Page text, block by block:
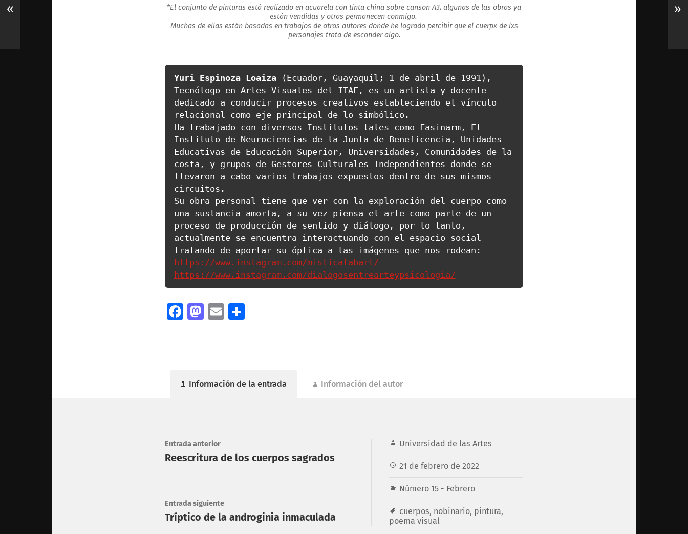
*El conjunto de pinturas está realizado en acuarela con tinta china sobre canson A3, algunas de las obras ya
están vendidas y otras permanecen conmigo.
Muchas de ellas están basadas en trabajos de otros autores donde he logrado percibir que el cuerpx de lxs
personajes trata de esconder algo.
Yuri Espinoza Loaiza (Ecuador, Guayaquil; 1 de abril de 1991),
Tecnólogo en Artes Visuales del ITAE, es un artista y docente
dedicado a conducir procesos creativos estableciendo el vínculo
relacional como eje principal de lo simbólico.
Ha trabajado con diversos Institutos tales como Fasinarm, El
Instituto de Neurociencias de la Junta de Beneficencia, Unidades
Educativas de Educación Superior, Universidades, Comunidades de la
costa, y grupos de Gestores Culturales Independientes donde se
llevaron a cabo varios trabajos expuestos dentro de sus mismos
circuitos.
Su obra personal tiene que ver con la exploración del cuerpo como
una sustancia amorfa, a su vez piensa el arte como parte de un
proceso de producción de sentido y diálogo, por lo tanto,
actualmente se encuentra interactuando con el espacio social
https://www.instagram.com/misticalabart/
https://www.instagram.com/dialogosentrearteypsicologia/
Facebook
Mastodon
Email
Información de la entrada Información del autor
Universidad de las Artes
21 de febrero de 2022
Número 15 - Febrero
cuerpos, nobinario, pintura,
poema visual
Entrada anterior
Reescritura de los cuerpos sagrados
Entrada siguiente
Tríptico de la androginia inmaculada
« »